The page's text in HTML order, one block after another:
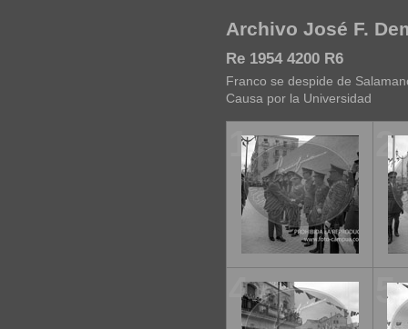
Archivo José F.
Re 1954 4200 R6
Franco se despide de
Causa por la Universidad
1 2
4 5